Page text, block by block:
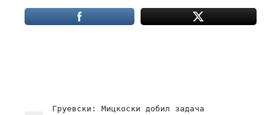
Груевски: Мицкоски добил задача